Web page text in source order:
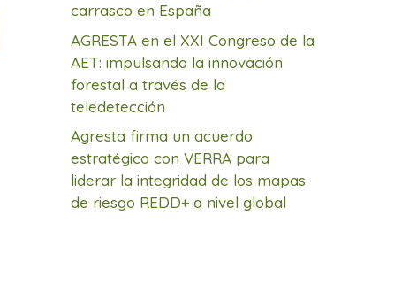
carrasco en España
AGRESTA en el XXI Congreso de la
AET: impulsando la innovación
forestal a través de la
teledetección
Agresta firma un acuerdo
estratégico con VERRA para
liderar la integridad de los mapas
de riesgo REDD+ a nivel global